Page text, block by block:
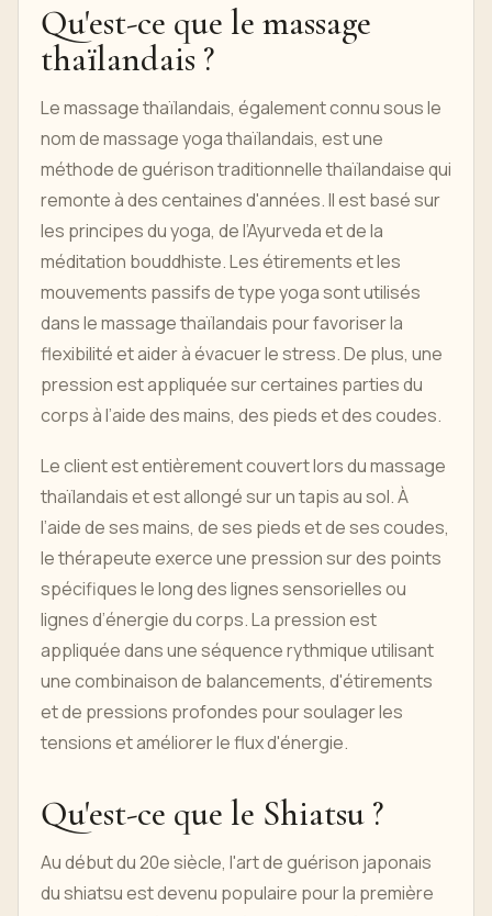
Qu'est-ce que le massage
thaïlandais ?
Le massage thaïlandais, également connu sous le
nom de massage yoga thaïlandais, est une
méthode de guérison traditionnelle thaïlandaise qui
remonte à des centaines d'années. Il est basé sur
les principes du yoga, de l’Ayurveda et de la
méditation bouddhiste. Les étirements et les
mouvements passifs de type yoga sont utilisés
dans le massage thaïlandais pour favoriser la
flexibilité et aider à évacuer le stress. De plus, une
pression est appliquée sur certaines parties du
corps à l’aide des mains, des pieds et des coudes.
Le client est entièrement couvert lors du massage
thaïlandais et est allongé sur un tapis au sol. À
l’aide de ses mains, de ses pieds et de ses coudes,
le thérapeute exerce une pression sur des points
spécifiques le long des lignes sensorielles ou
lignes d’énergie du corps. La pression est
appliquée dans une séquence rythmique utilisant
une combinaison de balancements, d'étirements
et de pressions profondes pour soulager les
tensions et améliorer le flux d'énergie.
Qu'est-ce que le Shiatsu ?
Au début du 20e siècle, l'art de guérison japonais
du shiatsu est devenu populaire pour la première